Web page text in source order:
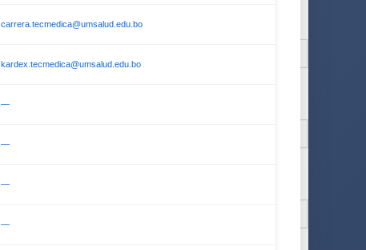
carrera.tecmedica@umsalud.edu.bo
kardex.tecmedica@umsalud.edu.bo
—
—
—
—